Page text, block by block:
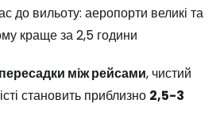
до вильоту: аеропорти великі та
краще за 2,5 години
між рейсами, чистий
становить приблизно 2,5-3